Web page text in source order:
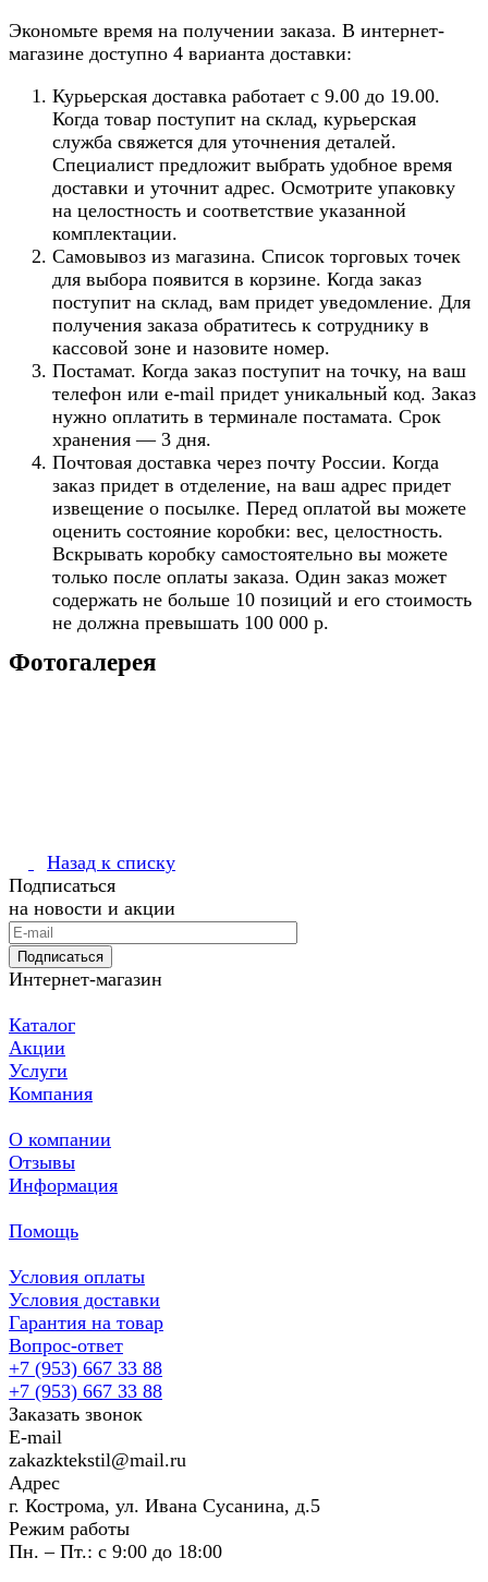
Экономьте время на получении заказа. В интернет-
магазине доступно 4 варианта доставки:
Курьерская доставка работает с 9.00 до 19.00.
Когда товар поступит на склад, курьерская
служба свяжется для уточнения деталей.
Специалист предложит выбрать удобное время
доставки и уточнит адрес. Осмотрите упаковку
на целостность и соответствие указанной
комплектации.
Самовывоз из магазина. Список торговых точек
для выбора появится в корзине. Когда заказ
поступит на склад, вам придет уведомление. Для
получения заказа обратитесь к сотруднику в
кассовой зоне и назовите номер.
Постамат. Когда заказ поступит на точку, на ваш
телефон или e-mail придет уникальный код. Заказ
нужно оплатить в терминале постамата. Срок
хранения — 3 дня.
Почтовая доставка через почту России. Когда
заказ придет в отделение, на ваш адрес придет
извещение о посылке. Перед оплатой вы можете
оценить состояние коробки: вес, целостность.
Вскрывать коробку самостоятельно вы можете
только после оплаты заказа. Один заказ может
содержать не больше 10 позиций и его стоимость
не должна превышать 100 000 р.
Фотогалерея
Назад к списку
Подписаться
на новости и акции
Подписаться
Интернет-магазин
Каталог
Акции
Услуги
Компания
О компании
Отзывы
Информация
Помощь
Условия оплаты
Условия доставки
Гарантия на товар
Вопрос-ответ
+7 (953) 667 33 88
+7 (953) 667 33 88
Заказать звонок
E-mail
zakazktekstil@mail.ru
Адрес
г. Кострома, ул. Ивана Сусанина, д.5
Режим работы
Пн. – Пт.: с 9:00 до 18:00